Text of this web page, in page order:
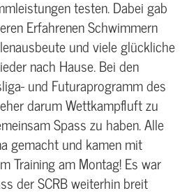
testen. Dabei gab
Erfahrenen Schwimmern
und viele glückliche
nach Hause. Bei den
und Futuraprogramm des
darum Wettkampfluft zu
Spass zu haben. Alle
gemacht und kamen mit
Training am Montag! Es war
der SCRB weiterhin breit